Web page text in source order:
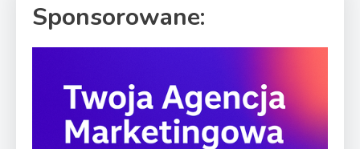
Sponsorowane: